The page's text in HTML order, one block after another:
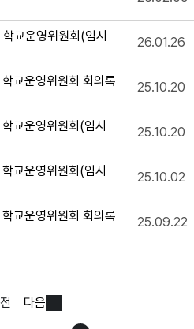
교운영위원회(임시
26.01.26
교운영위원회 회의록
25.10.20
교운영위원회(임시
25.10.20
교운영위원회(임시
25.10.02
교운영위원회 회의록
25.09.22
다음